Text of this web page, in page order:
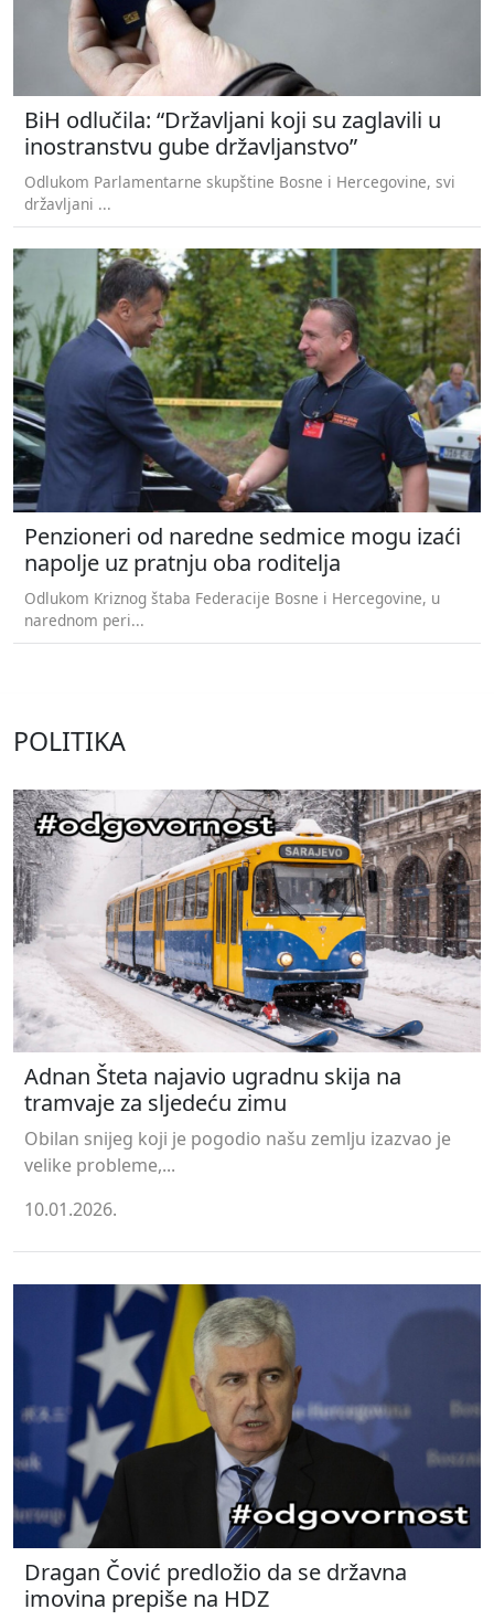
BiH odlučila: “Državljani koji su zaglavili u
inostranstvu gube državljanstvo”
Odlukom Parlamentarne skupštine Bosne i Hercegovine, svi
državljani ...
Penzioneri od naredne sedmice mogu izaći
napolje uz pratnju oba roditelja
Odlukom Kriznog štaba Federacije Bosne i Hercegovine, u
narednom peri...
POLITIKA
Adnan Šteta najavio ugradnu skija na
tramvaje za sljedeću zimu
Obilan snijeg koji je pogodio našu zemlju izazvao je
velike probleme,...
10.01.2026.
Dragan Čović predložio da se državna
imovina prepiše na HDZ